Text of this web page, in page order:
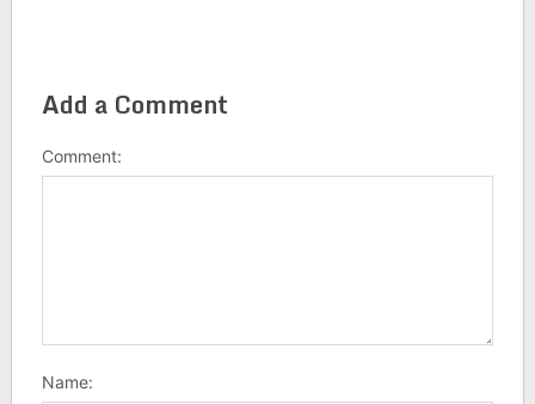
Add a Comment
Comment:
Name: